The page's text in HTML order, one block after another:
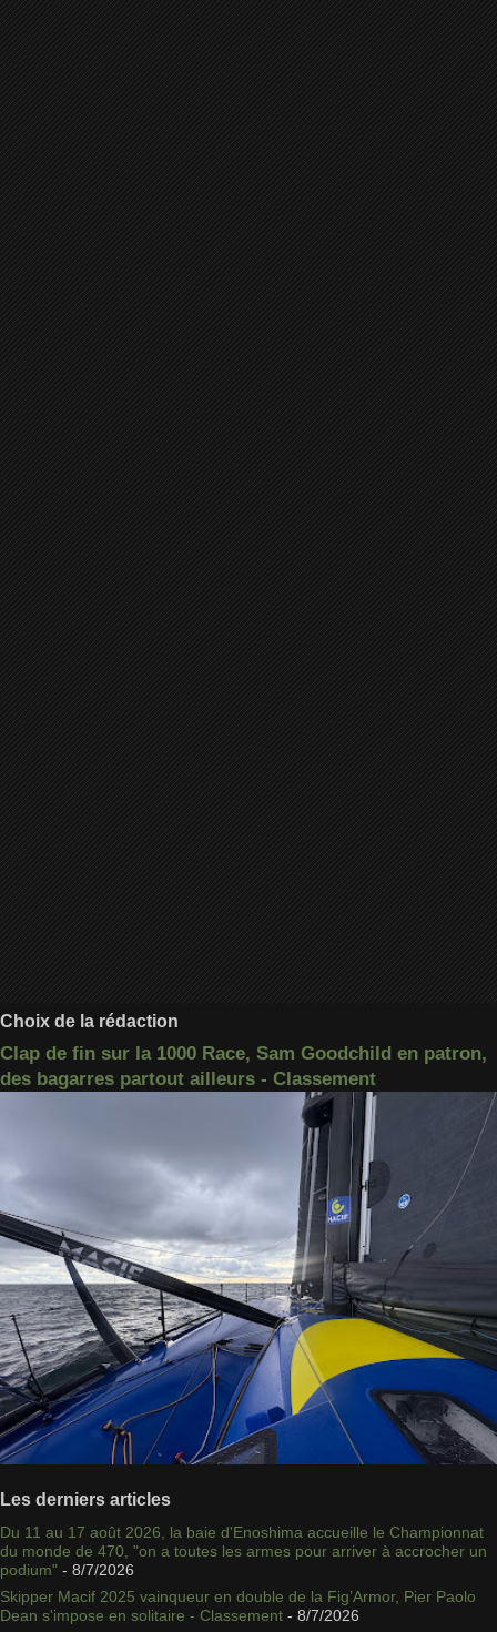
Choix de la rédaction
Clap de fin sur la 1000 Race, Sam Goodchild en patron,
des bagarres partout ailleurs - Classement
Les derniers articles
Du 11 au 17 août 2026, la baie d'Enoshima accueille le Championnat
du monde de 470, "on a toutes les armes pour arriver à accrocher un
podium" - 8/7/2026
Skipper Macif 2025 vainqueur en double de la Fig’Armor, Pier Paolo
Dean s'impose en solitaire - Classement - 8/7/2026